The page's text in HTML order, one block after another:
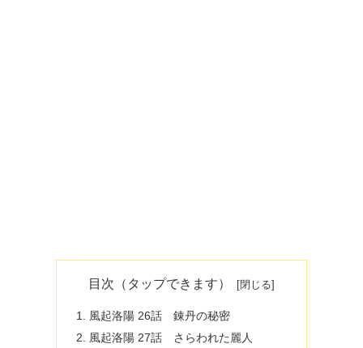
目次（タップできます）
風起洛陽 26話 錬丹の秘密
風起洛陽 27話 さらわれた麗人